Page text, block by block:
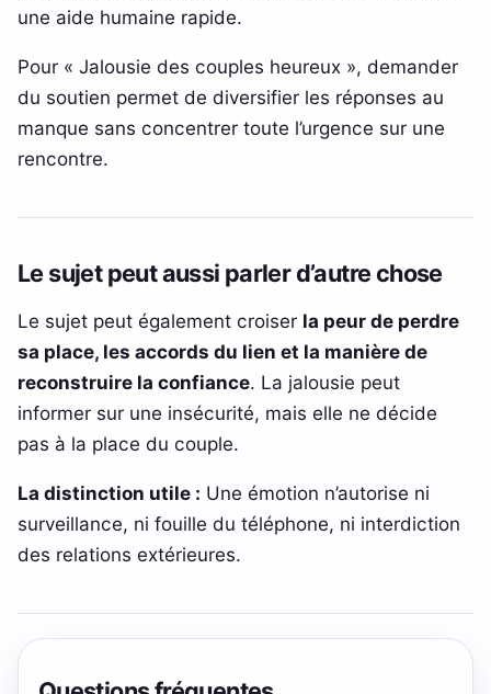
une aide humaine rapide.
Pour « Jalousie des couples heureux », demander
du soutien permet de diversifier les réponses au
manque sans concentrer toute l’urgence sur une
rencontre.
Le sujet peut aussi parler d’autre chose
Le sujet peut également croiser la peur de perdre
sa place, les accords du lien et la manière de
reconstruire la confiance. La jalousie peut
informer sur une insécurité, mais elle ne décide
pas à la place du couple.
La distinction utile : Une émotion n’autorise ni
surveillance, ni fouille du téléphone, ni interdiction
des relations extérieures.